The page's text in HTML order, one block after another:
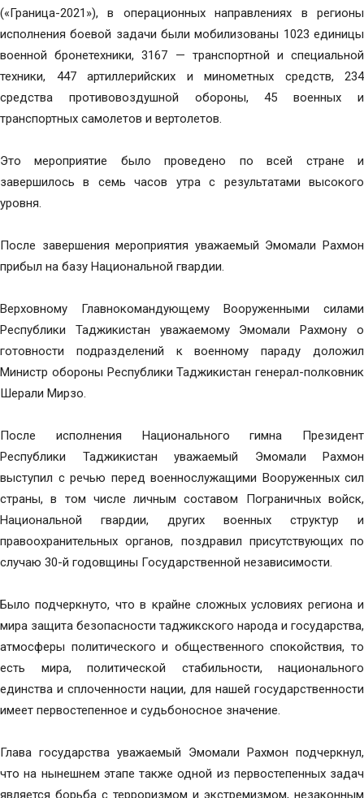
(«Граница-2021»), в операционных направлениях в регионы
исполнения боевой задачи были мобилизованы 1023 единицы
военной бронетехники, 3167 — транспортной и специальной
техники, 447 артиллерийских и минометных средств, 234
средства противовоздушной обороны, 45 военных и
транспортных самолетов и вертолетов.
Это мероприятие было проведено по всей стране и
завершилось в семь часов утра с результатами высокого
уровня.
После завершения мероприятия уважаемый Эмомали Рахмон
прибыл на базу Национальной гвардии.
Верховному Главнокомандующему Вооруженными силами
Республики Таджикистан уважаемому Эмомали Рахмону о
готовности подразделений к военному параду доложил
Министр обороны Республики Таджикистан генерал-полковник
Шерали Мирзо.
После исполнения Национального гимна Президент
Республики Таджикистан уважаемый Эмомали Рахмон
выступил с речью перед военнослужащими Вооруженных сил
страны, в том числе личным составом Пограничных войск,
Национальной гвардии, других военных структур и
правоохранительных органов, поздравил присутствующих по
случаю 30-й годовщины Государственной независимости.
Было подчеркнуто, что в крайне сложных условиях региона и
мира защита безопасности таджикского народа и государства,
атмосферы политического и общественного спокойствия, то
есть мира, политической стабильности, национального
единства и сплоченности нации, для нашей государственности
имеет первостепенное и судьбоносное значение.
Глава государства уважаемый Эмомали Рахмон подчеркнул,
что на нынешнем этапе также одной из первостепенных задач
является борьба с терроризмом и экстремизмом, незаконным